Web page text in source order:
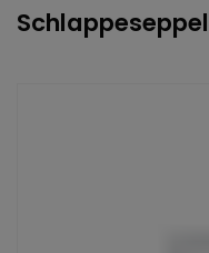
Schlappeseppel